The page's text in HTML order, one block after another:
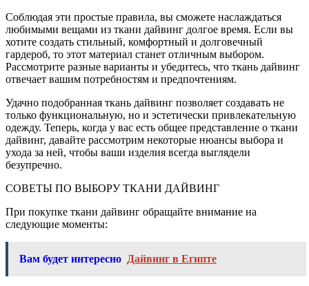
Соблюдая эти простые правила, вы сможете наслаждаться
любимыми вещами из ткани дайвинг долгое время. Если вы
хотите создать стильный, комфортный и долговечный
гардероб, то этот материал станет отличным выбором.
Рассмотрите разные варианты и убедитесь, что ткань дайвинг
отвечает вашим потребностям и предпочтениям.
Удачно подобранная ткань дайвинг позволяет создавать не
только функциональную, но и эстетически привлекательную
одежду. Теперь, когда у вас есть общее представление о ткани
дайвинг, давайте рассмотрим некоторые нюансы выбора и
ухода за ней, чтобы ваши изделия всегда выглядели
безупречно.
СОВЕТЫ ПО ВЫБОРУ ТКАНИ ДАЙВИНГ
При покупке ткани дайвинг обращайте внимание на
следующие моменты:
Вам будет интересно Дайвинг в Египте